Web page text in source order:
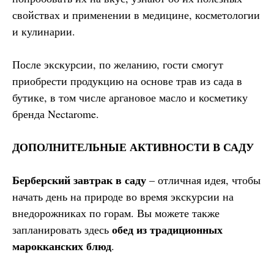
свойствах и применении в медицине, косметологии
и кулинарии.
После экскурсии, по желанию, гости смогут
приобрести продукцию на основе трав из сада в
бутике, в том числе аргановое масло и косметику
бренда Nectarome.
ДОПОЛНИТЕЛЬНЫЕ АКТИВНОСТИ В САДУ
Берберский завтрак в саду – отличная идея, чтобы
начать день на природе во время экскурсии на
внедорожниках по горам. Вы можете также
запланировать здесь обед из традиционных
марокканских блюд.